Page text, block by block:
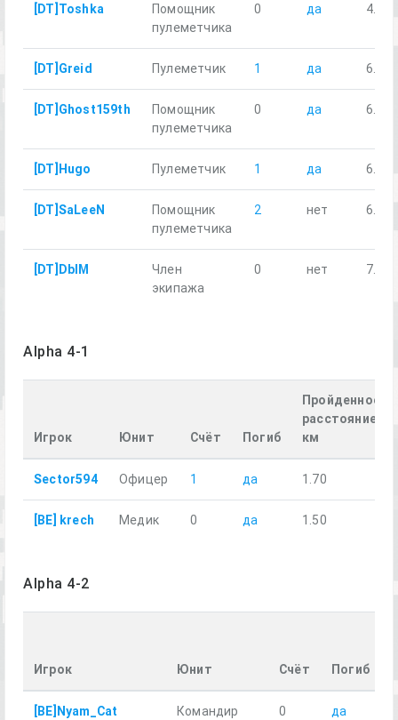
[DT]Toshka
Помощник
пулеметчика
0 да 4.79
[DT]Greid Пулеметчик 1 да 6.54
[DT]Ghost159th
Помощник
пулеметчика
0 да 6.45
[DT]Hugo Пулеметчик 1 да 6.49
[DT]SaLeeN
Помощник
пулеметчика
2 нет 6.48
[DT]DblM
Член
экипажа
0 нет 7.99
Alpha 4-1
Игрок Юнит Счёт Погиб
Пройденное
расстояние,
км
Sector594 Офицер 1 да 1.70
[BE] krech Медик 0 да 1.50
Alpha 4-2
Игрок Юнит Счёт Погиб
[BE]Nyam_Cat
Командир
0 да